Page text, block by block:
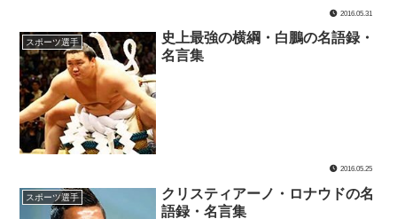
2016.05.31
スポーツ選手
史上最強の横綱・白鵬の名語録・
名言集
2016.05.25
スポーツ選手
クリスティアーノ・ロナウドの名
語録・名言集